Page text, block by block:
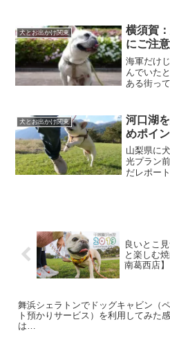
は、夏の
崎海岸近
犬とお出かけ関東
横須賀
にご注
海軍だけ
んでいた
ある街っ
山々があ
とてもい
犬とお出かけ関東
河口湖
めポイ
山梨県に
光プラン
だレポー
良いとこ
と楽しむ
南葛西店】
舞浜シェラトンでドッグキャビン（
ト預かりサービス）を利用してみた
は…